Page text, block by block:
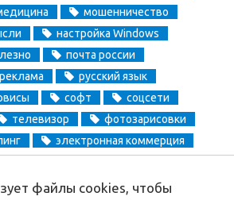
мошенничество
настройка Windows
почта россии
реклама
русский язык
софт
соцсети
телевизор
фотозарисовки
электронная коммерция
файлы cookies, чтобы